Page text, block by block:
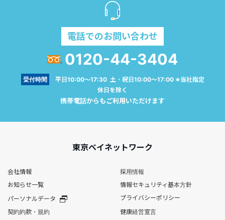
電話でのお問い合わせ
0120-44-3404
受付時間
平日10:00～17:30 土・祝日10:00～17:00 ※当社指定
休日を除く
携帯電話からもご利用いただけます
東京ベイネットワーク
会社情報
採用情報
お知らせ一覧
情報セキュリティ基本方針
パーソナルデータ
プライバシーポリシー
契約約款・規約
健康経営宣言